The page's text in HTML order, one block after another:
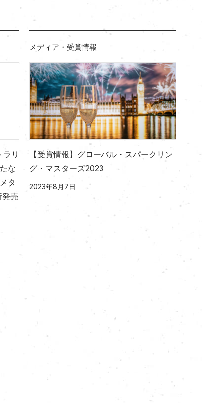
リ
な
タ
売
メディア・受賞情報
【受賞情報】グローバル・スパークリン
グ・マスターズ2023
2023年8月7日